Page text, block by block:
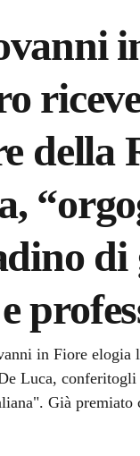
della
di
in Fiore
Luca,
Già